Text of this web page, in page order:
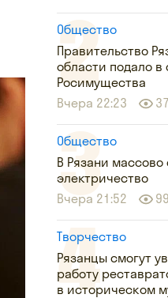
Общество
Правительство
области подало в
Росимущества
Вчера 22:23
Общество
В Рязани
электричество
Вчера 21:52
Творчество
Рязанцы смогут
работу
в историческом